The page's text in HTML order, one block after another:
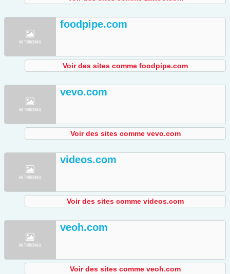
foodpipe.com
Voir des sites comme foodpipe.com
vevo.com
Voir des sites comme vevo.com
videos.com
Voir des sites comme videos.com
veoh.com
Voir des sites comme veoh.com